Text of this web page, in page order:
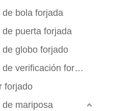
de bola forjada
de puerta forjada
de globo forjado
Válvula de verificación forjada
forjado
de mariposa